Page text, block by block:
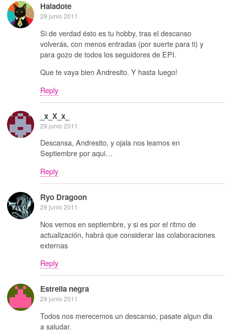
Haladote
29 junio 2011
Si de verdad ésto es tu hobby, tras el descanso
volverás, con menos entradas (por suerte para ti) y
para gozo de todos los seguidores de EPI.
Que te vaya bien Andresito. Y hasta luego!
Reply
_x_X_x_
29 junio 2011
Descansa, Andresito, y ojala nos leamos en
Septiembre por aqui…
Reply
Ryo Dragoon
29 junio 2011
Nos vemos en septiembre, y si es por el ritmo de
actualización, habrá que considerar las colaboraciones
externas
Reply
Estrella negra
29 junio 2011
Todos nos merecemos un descanso, pasate algun dia
a saludar.